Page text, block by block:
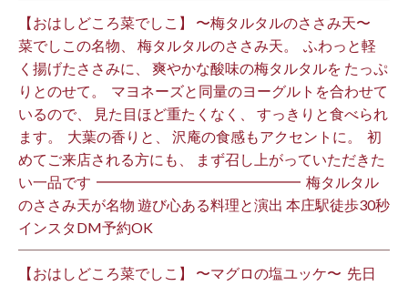
【おはしどころ菜でしこ】 〜梅タルタルのささみ天〜 ⁡
菜でしこの名物、 梅タルタルのささみ天。 ⁡ ふわっと軽
く揚げたささみに、 爽やかな酸味の梅タルタルを たっぷ
りとのせて。 ⁡ マヨネーズと同量のヨーグルトを合わせて
いるので、 見た目ほど重たくなく、 すっきりと食べられ
ます。 ⁡ 大葉の香りと、 沢庵の食感もアクセントに。 ⁡ 初
めてご来店される方にも、 まず召し上がっていただきた
い一品です️ ⁡ ━━━━━━━━━━━━━━ ⁡ 梅タルタル
のささみ天が名物 遊び心ある料理と演出 本庄駅徒歩30秒
インスタDM予約OK ⁡
【おはしどころ菜でしこ】 〜マグロの塩ユッケ〜 ⁡ 先日